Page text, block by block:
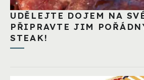
UDĚLEJTE DOJEM NA
PŘIPRAVTE JIM
STEAK!